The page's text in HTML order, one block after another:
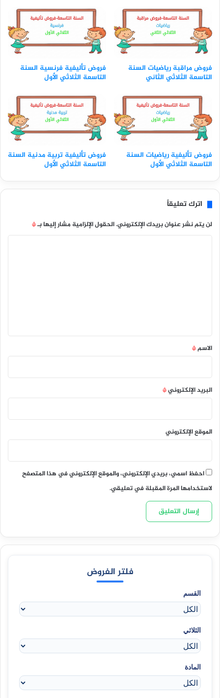
فروض مراقبة رياضيات السنة
التاسعة الثلاثي الثاني
فروض تأليفية فرنسية السنة
التاسعة الثلاثي الأول
فروض تأليفية رياضيات السنة
التاسعة الثلاثي الأول
فروض تأليفية تربية مدنية السنة
التاسعة الثلاثي الأول
اترك تعليقاً
لن يتم نشر عنوان بريدك الإلكتروني.الحقول الإلزامية مشار إليها بـ*
*
الاسم*
البريد الإلكتروني*
الموقع الإلكتروني
احفظ اسمي، بريدي الإلكتروني، والموقع الإلكتروني في هذا المتصفح
لاستخدامها المرة المقبلة في تعليقي.
فلتر الفروض
القسم
الثلاثي
المادة